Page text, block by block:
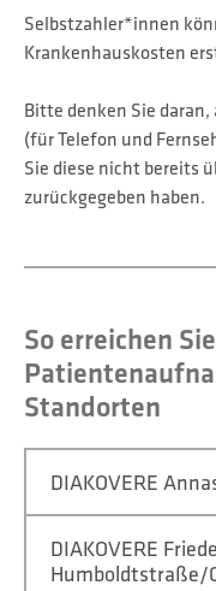
Selbstzahler*innen
Krankenhauskosten
Bitte denken Sie daran,
(für Telefon und
Sie diese nicht bereits
zurückgegeben haben.
So erreichen
Standorten
DIAKOVERE
DIAKOVERE
Humboldtstraße/